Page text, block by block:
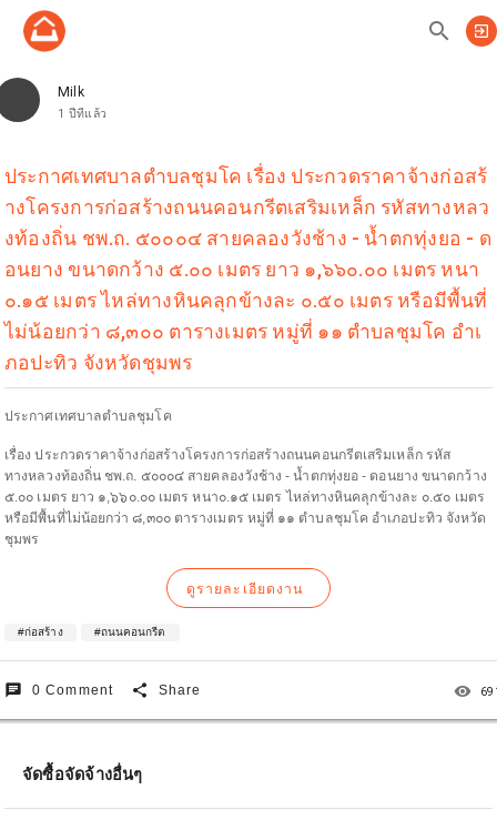
search exit_to_app
Milk
1 ปีที่แล้ว
ประกาศเทศบาลตำบลชุมโค เรื่อง ประกวดราคาจ้างก่อสร้
างโครงการก่อสร้างถนนคอนกรีตเสริมเหล็ก รหัสทางหลว
งท้องถิ่น ชพ.ถ. ๕๐๐๐๔ สายคลองวังช้าง - น้ำตกทุ่งยอ - ด
อนยาง ขนาดกว้าง ๕.๐๐ เมตร ยาว ๑,๖๖๐.๐๐ เมตร หนา
๐.๑๕ เมตร ไหล่ทางหินคลุกข้างละ ๐.๕๐ เมตร หรือมีพื้นที่
ไม่น้อยกว่า ๘,๓๐๐ ตารางเมตร หมู่ที่ ๑๑ ตำบลชุมโค อำเ
ภอปะทิว จังหวัดชุมพร
ประกาศเทศบาลตำบลชุมโค
เรื่อง ประกวดราคาจ้างก่อสร้างโครงการก่อสร้างถนนคอนกรีตเสริมเหล็ก รหัส
ทางหลวงท้องถิ่น ชพ.ถ. ๕๐๐๐๔ สายคลองวังช้าง - น้ำตกทุ่งยอ - ดอนยาง ขนาดกว้าง
๕.๐๐ เมตร ยาว ๑,๖๖๐.๐๐ เมตร หนา๐.๑๕ เมตร ไหล่ทางหินคลุกข้างละ ๐.๕๐ เมตร
หรือมีพื้นที่ไม่น้อยกว่า ๘,๓๐๐ ตารางเมตร หมู่ที่ ๑๑ ตำบลชุมโค อำเภอปะทิว จังหวัด
ชุมพร
ดูรายละเอียดงาน
#ก่อสร้าง #ถนนคอนกรีต
chat 0 Comment share Share remove_red_eye
จัดซื้อจัดจ้างอื่นๆ